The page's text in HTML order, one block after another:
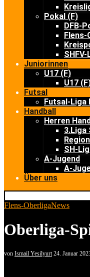
Pokal (F)
DFB-
Flens-
Juniorinnen
U17 (F)
U17
Futsal
Futsal-Liga
Handball
Herren
3.Liga
SH-
A-Jugend
A-
Über uns
Flens-OberligaNews
Oberliga-
von Ismail Yesilyurt 24. Januar